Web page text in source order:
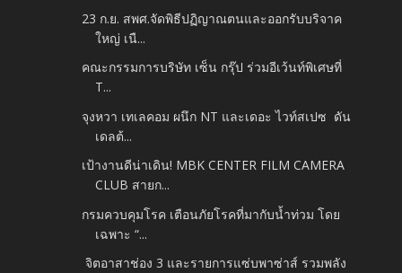
23 ก.ย. สพศ.จัดพิธีปฏิญาณตนและออกรับบริจาค
ใหญ่ เนื...
คณะกรรมการบริษัท เซ็น กรุ๊ป ร่วมอีเว้นท์พิเศษที่
T...
จุงหวา เทเลคอม ผนึก NT และเดอะ ไวท์สเปซ ดัน
เดลต้...
เป้างานดีน่าเดิน! MBK CENTER FILM CAMERA
CLUB สายก...
กรมควบคุมโรค เตือนภัยโรคที่มากับน้ำท่วม โดย
เฉพาะ “...
จิตอาสาช่อง 3 และรายการแซ่บพาซ่าส์ รวมพลัง